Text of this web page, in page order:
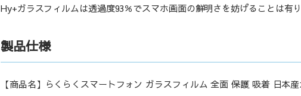
Hy+ガラスフィルムは透過度93％でスマホ画面の鮮明さを妨げることは有り
製品仕様
【商品名】らくらくスマートフォン ガラスフィルム 全面 保護 吸着 日本